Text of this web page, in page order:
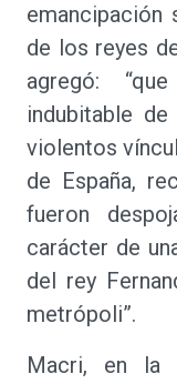
emancipación
de los reyes
agregó:
indubitable
violentos
de España,
fueron
carácter de
del rey
metrópoli”.
Macri, en la